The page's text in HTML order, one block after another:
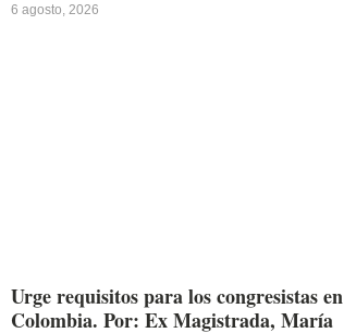
6 agosto, 2026
Urge requisitos para los congresistas en
Colombia. Por: Ex Magistrada, María